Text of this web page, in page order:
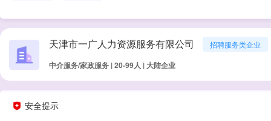
天津市一广人力资源服务有限公司 招聘服务类企业
中介服务/家政服务 | 20-99人 | 大陆企业
安全提示